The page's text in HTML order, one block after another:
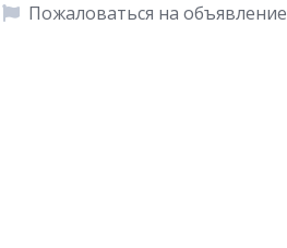
Пожаловаться на объявление